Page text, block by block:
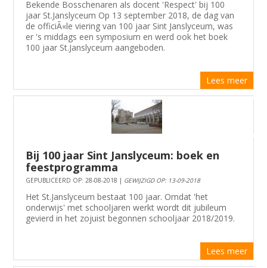
Bekende Bosschenaren als docent 'Respect' bij 100
jaar St.Janslyceum Op 13 september 2018, de dag van
de officiÃ«le viering van 100 jaar Sint Janslyceum, was
er 's middags een symposium en werd ook het boek
100 jaar St.Janslyceum aangeboden.
Lees meer
Bij 100 jaar Sint Janslyceum: boek en
feestprogramma
GEPUBLICEERD OP: 28-08-2018 | GEWIJZIGD OP: 13-09-2018
Het St.Janslyceum bestaat 100 jaar. Omdat 'het
onderwijs' met schooljaren werkt wordt dit jubileum
gevierd in het zojuist begonnen schooljaar 2018/2019.
Lees meer